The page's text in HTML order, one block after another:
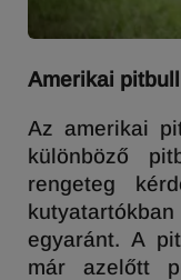
Amerikai
Az amerikai
különböző
rengeteg
egyaránt. A
már azelőtt